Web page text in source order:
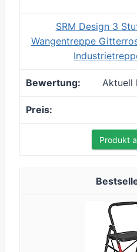
SRM Design 3
Wangentreppe
Aktuell
Produkt